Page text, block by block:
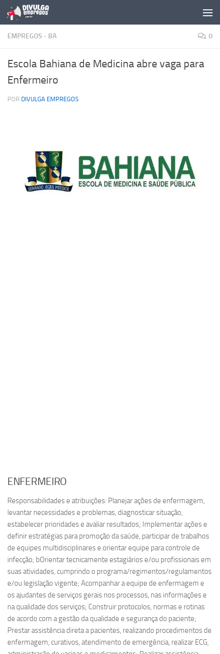
Skip to content
EMPREGOS - BA 0
Escola Bahiana de Medicina abre vaga para
Enfermeiro
POR DIVULGA EMPREGOS
ENFERMEIRO
Responsabilidades e atribuições: Planejar ações de enfermagem,
levantar necessidades e problemas, diagnosticar situação,
estabelecer prioridades e avaliar resultados; Implementar ações e
definir estratégias para promoção da saúde, participar de trabalhos
de equipes multidisciplinares e orientar equipe para controle de
infecção; bOrientar tecnicamente estagiários e/ou profissionais em
suas atividades, cumprindo o programa/regimentos/regulamentos
e/ou legislação vigente; Acompanhar a equipe de enfermagem e
os ajudantes de serviços gerais nos processos, nas informações e
na qualidade dos serviços; Construir protocolos, normas e rotinas
de acordo com a gestão da qualidade e segurança do paciente;
Prestar assistência direta a pacientes, realizando procedimentos de
enfermagem, curativos, atendimento de emergência, realizar ECG,